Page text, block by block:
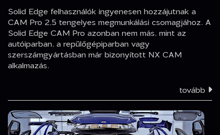
Solid Edge felhasználók ingyenesen hozzájutnak a
CAM Pro 2,5 tengelyes megmunkálási csomagjához. A
Solid Edge CAM Pro azonban nem más, mint az
autóiparban, a repülőgépiparban vagy
szerszámgyártásban már bizonyított NX CAM
alkalmazás.
tovább